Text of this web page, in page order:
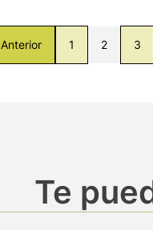
Anterior 1 2 3
Te